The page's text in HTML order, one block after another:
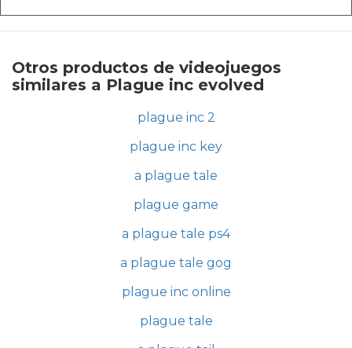
Otros productos de videojuegos
similares a Plague inc evolved
plague inc 2
plague inc key
a plague tale
plague game
a plague tale ps4
a plague tale gog
plague inc online
plague tale